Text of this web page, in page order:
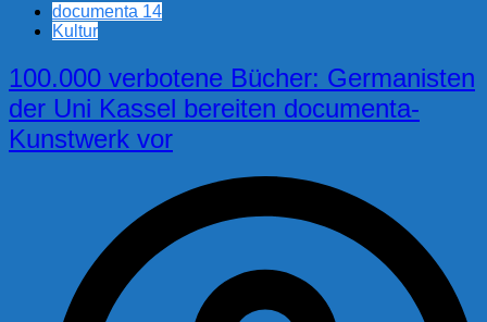
documenta 14
Kultur
100.000 verbotene Bücher: Germanisten
der Uni Kassel bereiten documenta-
Kunstwerk vor